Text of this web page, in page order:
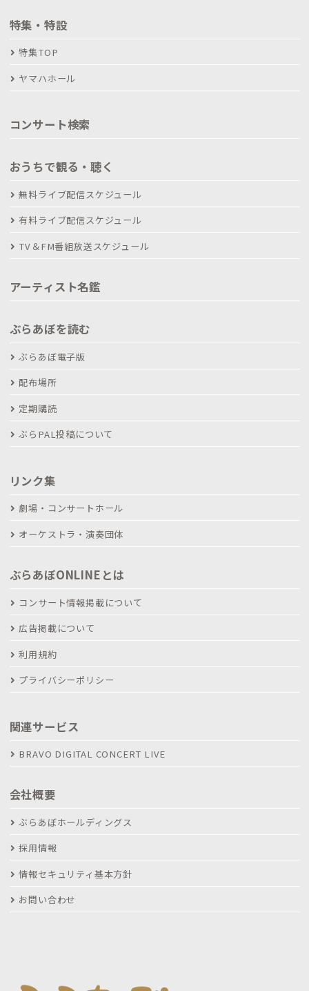
特集・特設
特集TOP
ヤマハホール
コンサート検索
おうちで観る・聴く
無料ライブ配信スケジュール
有料ライブ配信スケジュール
TV＆FM番組放送スケジュール
アーティスト名鑑
ぶらあぼを読む
ぶらあぼ電子版
配布場所
定期購読
ぶらPAL投稿について
リンク集
劇場・コンサートホール
オーケストラ・演奏団体
ぶらあぼONLINEとは
コンサート情報掲載について
広告掲載について
利用規約
プライバシーポリシー
関連サービス
BRAVO DIGITAL CONCERT LIVE
会社概要
ぶらあぼホールディングス
採用情報
情報セキュリティ基本方針
お問い合わせ